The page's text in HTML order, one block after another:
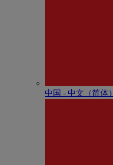
中国 - 中⽂（简体）